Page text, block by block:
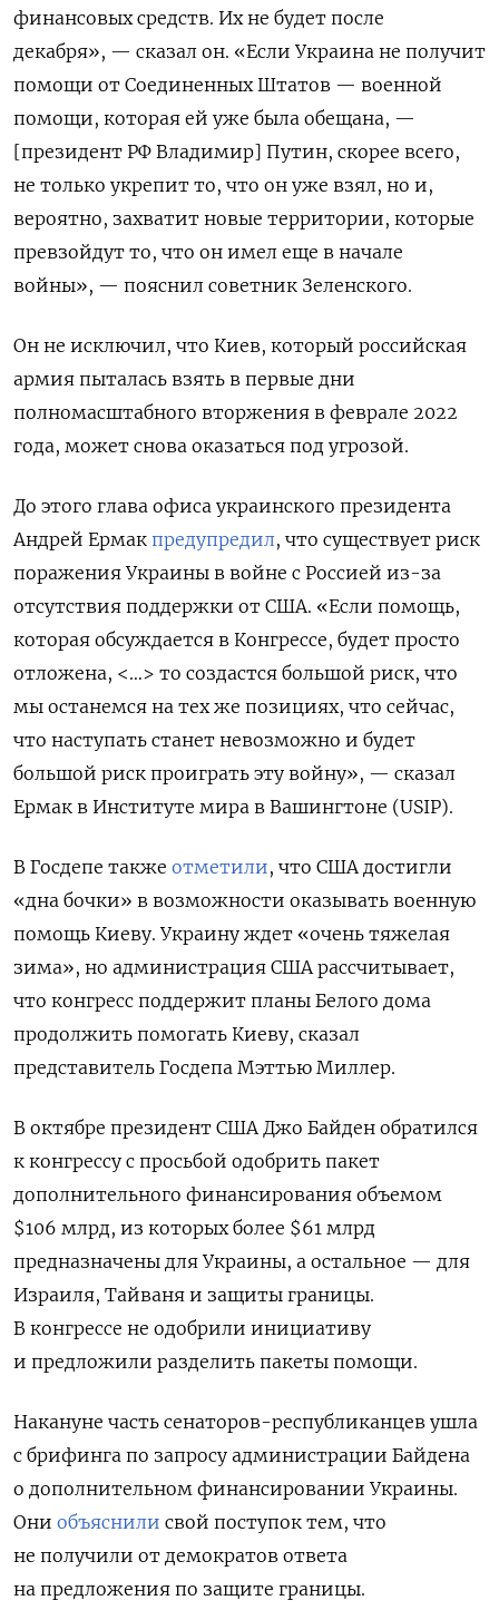
финансовых средств. Их не будет после
декабря», — сказал он. «Если Украина не получит
помощи от Соединенных Штатов — военной
помощи, которая ей уже была обещана, —
[президент РФ Владимир] Путин, скорее всего,
не только укрепит то, что он уже взял, но и,
вероятно, захватит новые территории, которые
превзойдут то, что он имел еще в начале
войны», — пояснил советник Зеленского.
Он не исключил, что Киев, который российская
армия пыталась взять в первые дни
полномасштабного вторжения в феврале 2022
года, может снова оказаться под угрозой.
До этого глава офиса украинского президента
Андрей Ермак предупредил, что существует риск
поражения Украины в войне с Россией из-за
отсутствия поддержки от США. «Если помощь,
которая обсуждается в Конгрессе, будет просто
отложена, <…> то создастся большой риск, что
мы останемся на тех же позициях, что сейчас,
что наступать станет невозможно и будет
большой риск проиграть эту войну», — сказал
Ермак в Институте мира в Вашингтоне (USIP).
В Госдепе также отметили, что США достигли
«дна бочки» в возможности оказывать военную
помощь Киеву. Украину ждет «очень тяжелая
зима», но администрация США рассчитывает,
что конгресс поддержит планы Белого дома
продолжить помогать Киеву, сказал
представитель Госдепа Мэттью Миллер.
В октябре президент США Джо Байден обратился
к конгрессу с просьбой одобрить пакет
дополнительного финансирования объемом
$106 млрд, из которых более $61 млрд
предназначены для Украины, а остальное — для
Израиля, Тайваня и защиты границы.
В конгрессе не одобрили инициативу
и предложили разделить пакеты помощи.
Накануне часть сенаторов-республиканцев ушла
с брифинга по запросу администрации Байдена
о дополнительном финансировании Украины.
Они объяснили свой поступок тем, что
не получили от демократов ответа
на предложения по защите границы.